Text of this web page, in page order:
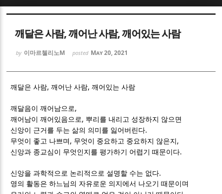
깨달은 사람, 깨어난 사람, 깨어있는 사람
by 이마르첼리노M posted May 20, 2021
깨달은 사람,깨어난 사람,깨어있는 사람
깨달음이 깨어남으로 ,
깨어남이 깨어있음으로 , 뿌리를 내리고 성장하지 않으면
신앙이 근거를 두는 삶의 의미를 잃어버린다.
무엇이 좋고 나쁘며 , 무엇이 중요하고 중요하지 않은지 ,
신앙과 종교심이 무엇인지를 평가하기 어렵기 때문이다.
신앙을 과학적으로 논리적으로 설명할 수는 없다.
영의 활동은 하느님의 자유로운 의지에서 나오기 때문이며
Sketchbook5, 스케치북5
Sketchbook5, 스케치북5
Sketchbook5, 스케치북5
Sketchbook5, 스케치북5